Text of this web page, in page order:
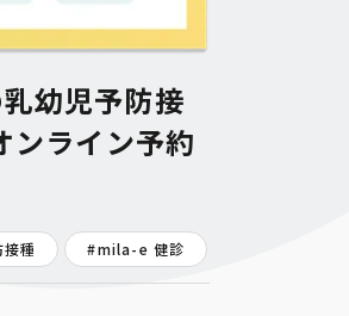
幼児予防接
ンライン予約
種 #mila-e 健診